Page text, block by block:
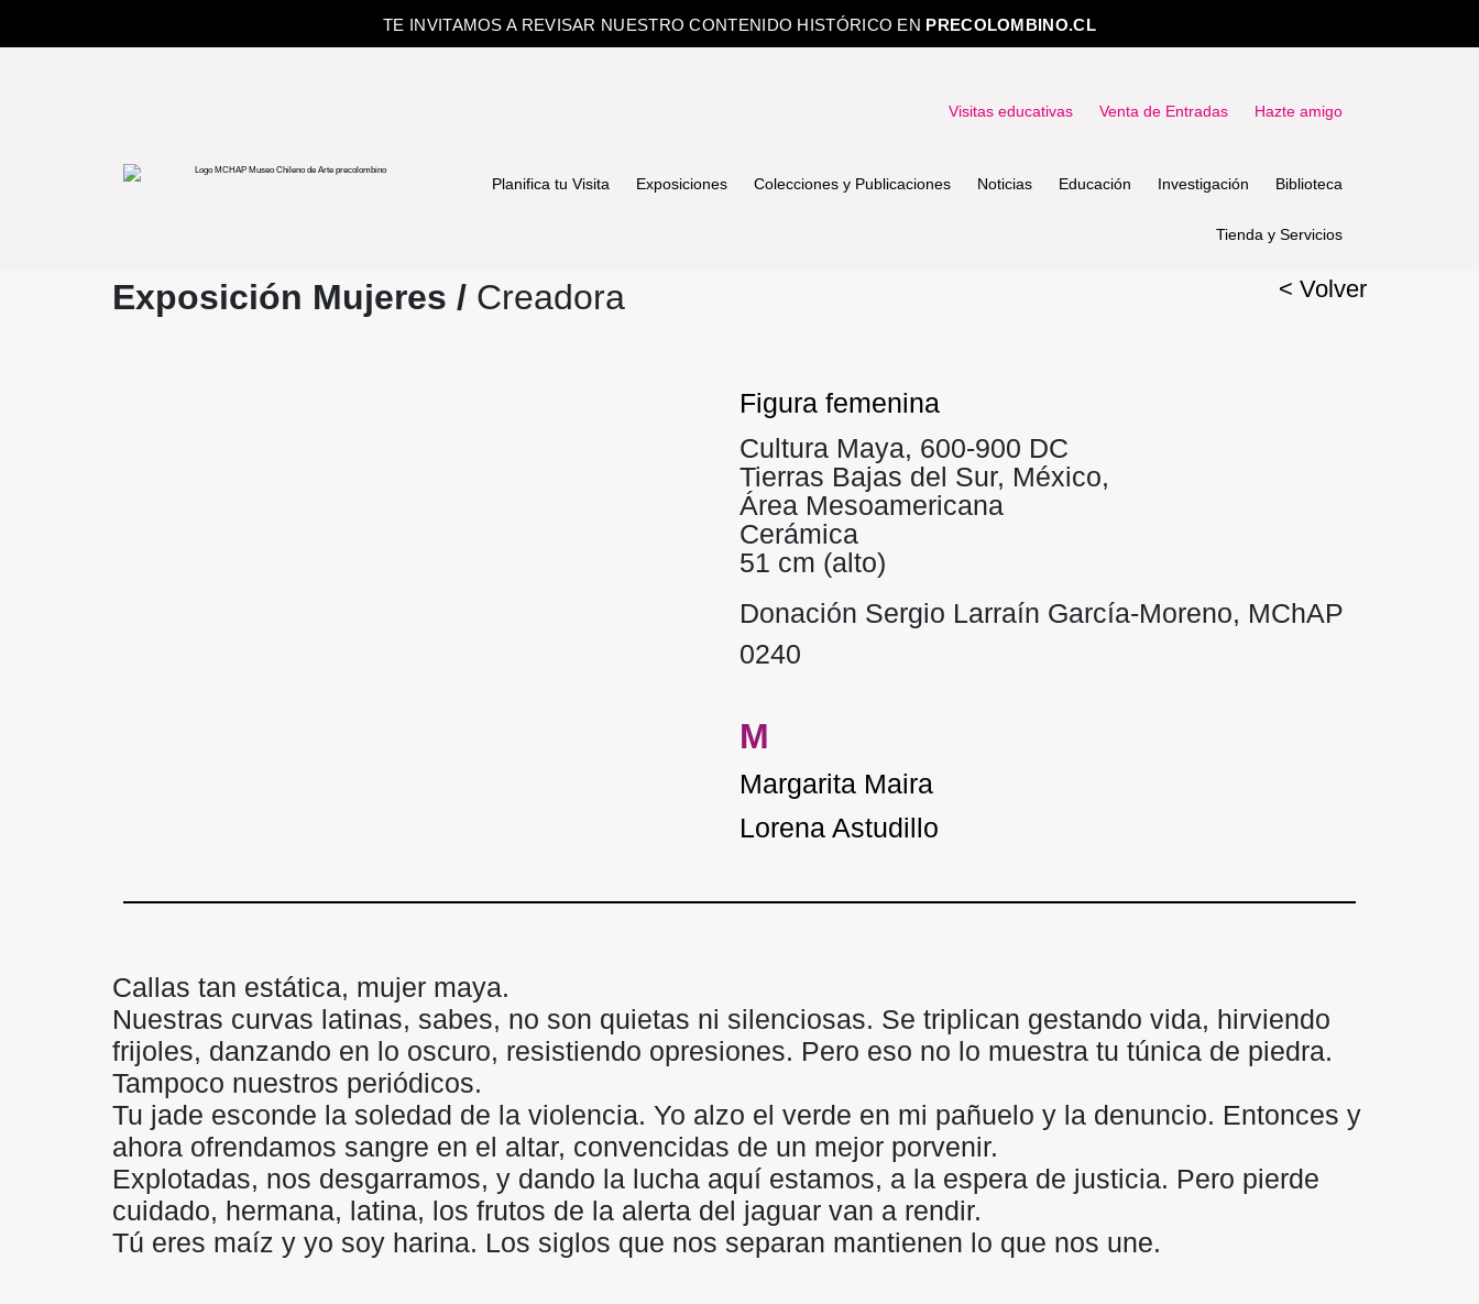
TE INVITAMOS A REVISAR NUESTRO CONTENIDO HISTÓRICO EN PRECOLOMBINO.CL
Visitas educativas Venta de Entradas Hazte amigo
Planifica tu Visita Exposiciones Colecciones y Publicaciones Noticias Educación Investigación Biblioteca
Tienda y Servicios
Exposición Mujeres / Creadora < Volver
Figura femenina
Cultura Maya, 600-900 DC
Tierras Bajas del Sur, México,
Área Mesoamericana
Cerámica
51 cm (alto)
Donación Sergio Larraín García-Moreno, MChAP
0240
M
Margarita Maira
Lorena Astudillo
Callas tan estática, mujer maya.
Nuestras curvas latinas, sabes, no son quietas ni silenciosas. Se triplican gestando vida, hirviendo
frijoles, danzando en lo oscuro, resistiendo opresiones. Pero eso no lo muestra tu túnica de piedra.
Tampoco nuestros periódicos.
Tu jade esconde la soledad de la violencia. Yo alzo el verde en mi pañuelo y la denuncio. Entonces y
ahora ofrendamos sangre en el altar, convencidas de un mejor porvenir.
Explotadas, nos desgarramos, y dando la lucha aquí estamos, a la espera de justicia. Pero pierde
cuidado, hermana, latina, los frutos de la alerta del jaguar van a rendir.
Tú eres maíz y yo soy harina. Los siglos que nos separan mantienen lo que nos une.